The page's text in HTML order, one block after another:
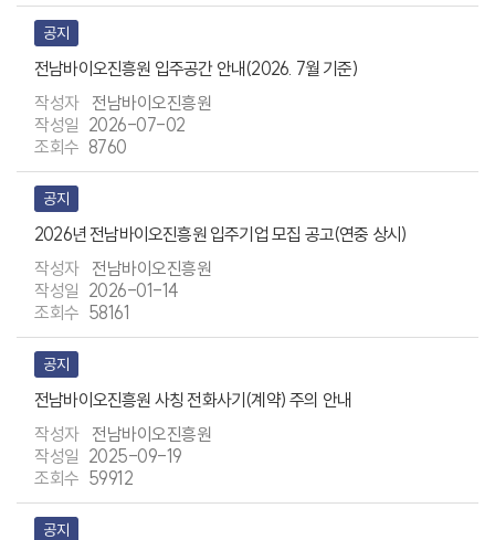
공지
전남바이오진흥원 입주공간 안내(2026. 7월 기준)
전남바이오진흥원
2026-07-02
8760
공지
2026년 전남바이오진흥원 입주기업 모집 공고(연중 상시)
전남바이오진흥원
2026-01-14
58161
공지
전남바이오진흥원 사칭 전화사기(계약) 주의 안내
전남바이오진흥원
2025-09-19
59912
공지